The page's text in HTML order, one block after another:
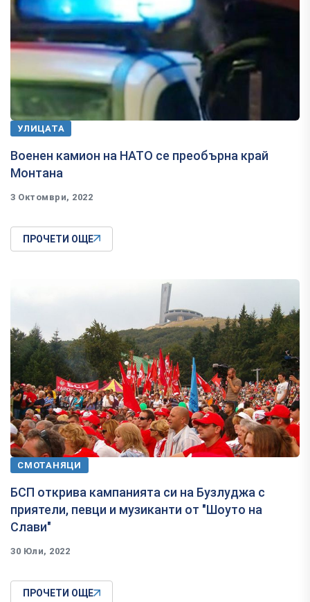
УЛИЦАТА
Военен камион на НАТО се преобърна край
Монтана
3 Октомври, 2022
ПРОЧЕТИ ОЩЕ
СМОТАНЯЦИ
БСП открива кампанията си на Бузлуджа с
приятели, певци и музиканти от "Шоуто на
Слави"
30 Юли, 2022
ПРОЧЕТИ ОЩЕ